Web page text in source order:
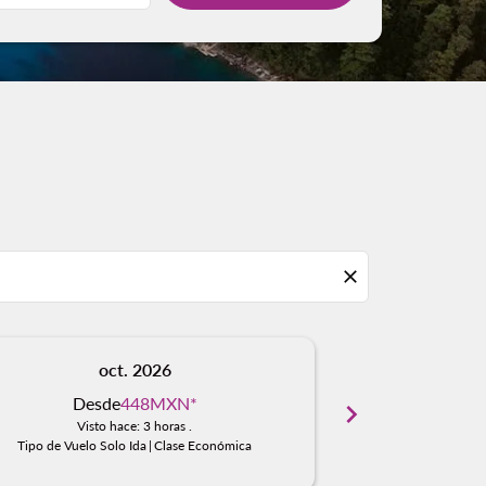
close
oct. 2026
Desde448MXN*
Visto hace: 3 horas .
Tipo de Vuelo Solo Ida | Clase Económica
chevron_right